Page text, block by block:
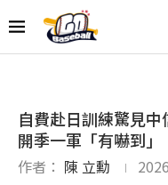
自費赴日訓練驚見
開季一軍「有嚇到」
作者： 陳 立勳